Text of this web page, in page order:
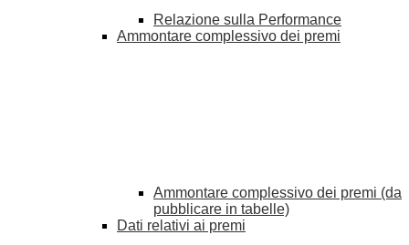
Relazione sulla Performance
Ammontare complessivo dei premi
Ammontare complessivo dei premi (da
pubblicare in tabelle)
Dati relativi ai premi